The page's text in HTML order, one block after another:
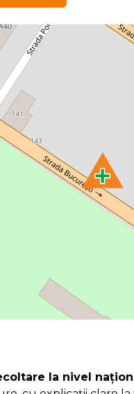
la nivel